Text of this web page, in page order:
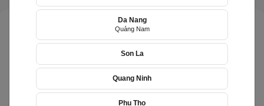
Da Nang
Quảng Nam
Son La
Quang Ninh
Phu Tho